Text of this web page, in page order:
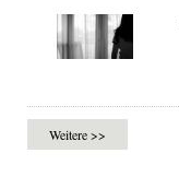
Weitere >>